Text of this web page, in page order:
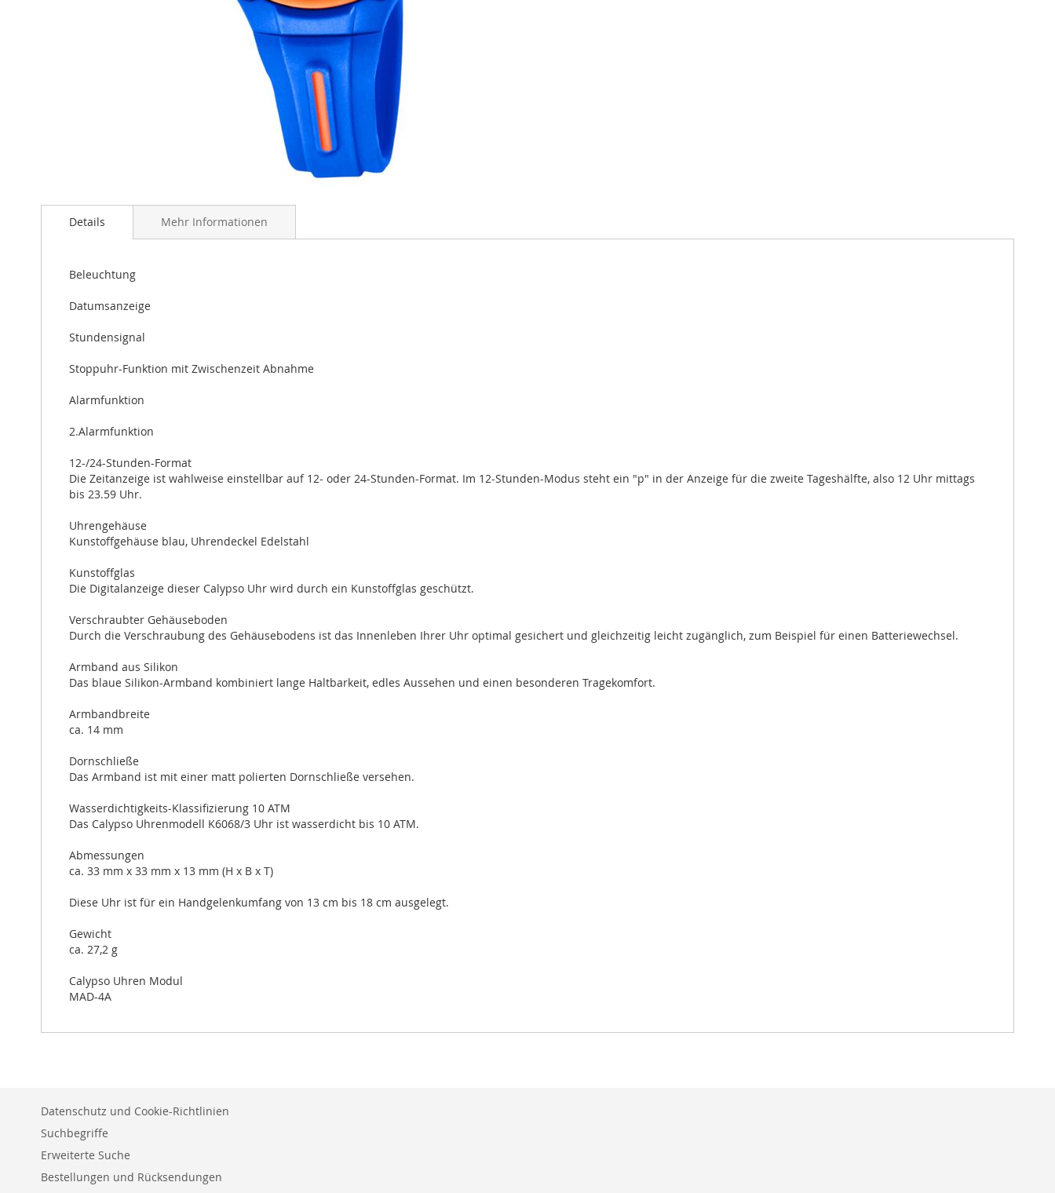
Anfang
Details
Beleuchtung
Datumsanzeige
Stundensignal
Stoppuhr-Funktion mit Zwischenzeit Abnahme
Alarmfunktion
2.Alarmfunktion
12-/24-Stunden-Format
Die Zeitanzeige ist wahlweise einstellbar auf 12- oder 24-Stunden-Format. Im 12-Stunden-Modus steht ein "p" in der Anzeige für die zweite Tageshälfte, also 12 Uhr mittags
bis 23.59 Uhr.
Uhrengehäuse
Kunstoffgehäuse blau, Uhrendeckel Edelstahl
Kunstoffglas
Die Digitalanzeige dieser Calypso Uhr wird durch ein Kunstoffglas geschützt.
Verschraubter Gehäuseboden
Durch die Verschraubung des Gehäusebodens ist das Innenleben Ihrer Uhr optimal gesichert und gleichzeitig leicht zugänglich, zum Beispiel für einen Batteriewechsel.
Armband aus Silikon
Das blaue Silikon-Armband kombiniert lange Haltbarkeit, edles Aussehen und einen besonderen Tragekomfort.
Armbandbreite
ca. 14 mm
Dornschließe
Das Armband ist mit einer matt polierten Dornschließe versehen.
Wasserdichtigkeits-Klassifizierung 10 ATM
Das Calypso Uhrenmodell K6068/3 Uhr ist wasserdicht bis 10 ATM.
Abmessungen
ca. 33 mm x 33 mm x 13 mm (H x B x T)
Diese Uhr ist für ein Handgelenkumfang von 13 cm bis 18 cm ausgelegt.
Gewicht
ca. 27,2 g
Calypso Uhren Modul
MAD-4A
Mehr Informationen
Datenschutz und Cookie-Richtlinien
Suchbegriffe
Erweiterte Suche
Bestellungen und Rücksendungen